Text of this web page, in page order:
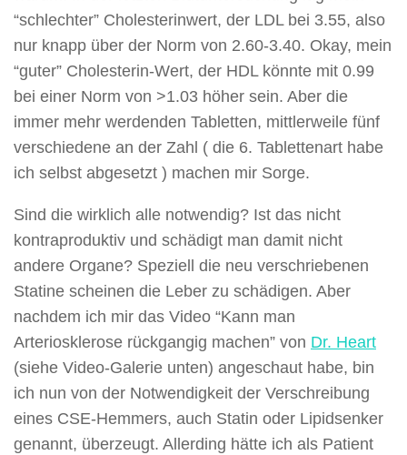
“schlechter” Cholesterinwert, der LDL bei 3.55, also
nur knapp über der Norm von 2.60-3.40. Okay, mein
“guter” Cholesterin-Wert, der HDL könnte mit 0.99
bei einer Norm von >1.03 höher sein. Aber die
immer mehr werdenden Tabletten, mittlerweile fünf
verschiedene an der Zahl ( die 6. Tablettenart habe
ich selbst abgesetzt ) machen mir Sorge.
Sind die wirklich alle notwendig? Ist das nicht
kontraproduktiv und schädigt man damit nicht
andere Organe? Speziell die neu verschriebenen
Statine scheinen die Leber zu schädigen. Aber
nachdem ich mir das Video “Kann man
Arteriosklerose rückgangig machen” von Dr. Heart
(siehe Video-Galerie unten) angeschaut habe, bin
ich nun von der Notwendigkeit der Verschreibung
eines CSE-Hemmers, auch Statin oder Lipidsenker
genannt, überzeugt. Allerding hätte ich als Patient